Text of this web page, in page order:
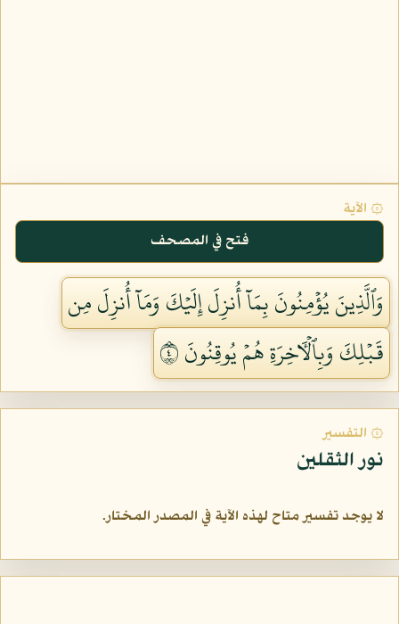
۞ الآية
فتح في المصحف
وَٱلَّذِينَ يُؤۡمِنُونَ بِمَآ أُنزِلَ إِلَيۡكَ وَمَآ أُنزِلَ مِن
قَبۡلِكَ وَبِٱلۡأٓخِرَةِ هُمۡ يُوقِنُونَ ٤
۞ التفسير
نور الثقلين
لا يوجد تفسير متاح لهذه الآية في المصدر المختار.